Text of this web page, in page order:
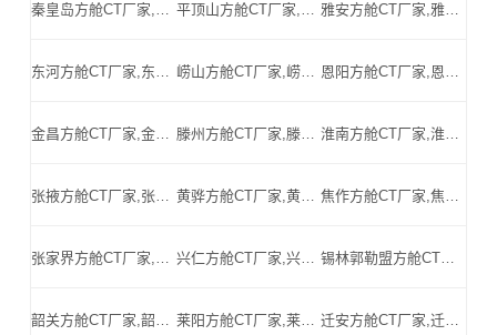
秦皇岛方舱CT厂家,秦皇岛方舱式CT,秦皇岛CT方舱,秦皇岛方舱CT,秦皇岛医用CT方舱,秦皇岛移动方舱CT-秦皇岛医用CT方舱公司 平顶山方舱CT厂家,平顶山方舱式CT,平顶山CT方舱,平顶山方舱CT,平顶山医用CT方舱,平顶山移动方舱CT-平顶山医用CT方舱公司 雅安方舱CT厂家,雅安方舱式CT,雅安CT方舱,雅安方舱CT,雅安医用CT方舱,雅安移动方舱CT-雅安医用CT方舱公司
东河方舱CT厂家,东河方舱式CT,东河CT方舱,东河方舱CT,东河医用CT方舱,东河移动方舱CT-东河医用CT方舱公司 崂山方舱CT厂家,崂山方舱式CT,崂山CT方舱,崂山方舱CT,崂山医用CT方舱,崂山移动方舱CT-崂山医用CT方舱公司 恩阳方舱CT厂家,恩阳方舱式CT,恩阳CT方舱,恩阳方舱CT,恩阳医用CT方舱,恩阳移动方舱CT-恩阳医用CT方舱公司
金昌方舱CT厂家,金昌方舱式CT,金昌CT方舱,金昌方舱CT,金昌医用CT方舱,金昌移动方舱CT-金昌医用CT方舱公司 滕州方舱CT厂家,滕州方舱式CT,滕州CT方舱,滕州方舱CT,滕州医用CT方舱,滕州移动方舱CT-滕州医用CT方舱公司 淮南方舱CT厂家,淮南方舱式CT,淮南CT方舱,淮南方舱CT,淮南医用CT方舱,淮南移动方舱CT-淮南医用CT方舱公司
张掖方舱CT厂家,张掖方舱式CT,张掖CT方舱,张掖方舱CT,张掖医用CT方舱,张掖移动方舱CT-张掖医用CT方舱公司 黄骅方舱CT厂家,黄骅方舱式CT,黄骅CT方舱,黄骅方舱CT,黄骅医用CT方舱,黄骅移动方舱CT-黄骅医用CT方舱公司 焦作方舱CT厂家,焦作方舱式CT,焦作CT方舱,焦作方舱CT,焦作医用CT方舱,焦作移动方舱CT-焦作医用CT方舱公司
张家界方舱CT厂家,张家界方舱式CT,张家界CT方舱,张家界方舱CT,张家界医用CT方舱,张家界移动方舱CT-张家界医用CT方舱公司 兴仁方舱CT厂家,兴仁方舱式CT,兴仁CT方舱,兴仁方舱CT,兴仁医用CT方舱,兴仁移动方舱CT-兴仁医用CT方舱公司 锡林郭勒盟方舱CT厂家,锡林郭勒盟方舱式CT,锡林郭勒盟CT方舱,锡林郭勒盟方舱CT,锡林郭勒盟医用CT方舱,锡林郭勒盟移动方舱CT-锡林郭勒盟医用CT方舱公司
韶关方舱CT厂家,韶关方舱式CT,韶关CT方舱,韶关方舱CT,韶关医用CT方舱,韶关移动方舱CT-韶关医用CT方舱公司 莱阳方舱CT厂家,莱阳方舱式CT,莱阳CT方舱,莱阳方舱CT,莱阳医用CT方舱,莱阳移动方舱CT-莱阳医用CT方舱公司 迁安方舱CT厂家,迁安方舱式CT,迁安CT方舱,迁安方舱CT,迁安医用CT方舱,迁安移动方舱CT-迁安医用CT方舱公司